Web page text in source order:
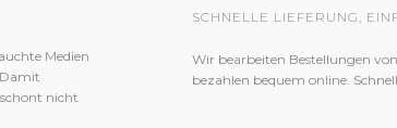
Medien
nicht
SCHNELLE LIEFERUNG,
Wir bearbeiten Bestellungen
bezahlen bequem online.